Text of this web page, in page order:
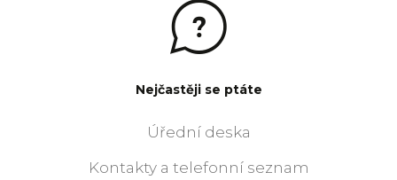
Nejčastěji se ptáte
Úřední deska
Kontakty a telefonní seznam